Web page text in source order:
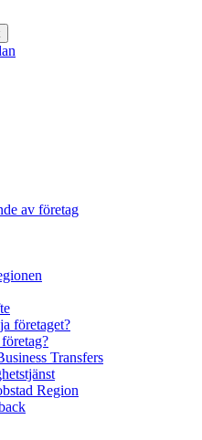
av företag
företaget?
Transfers
Region